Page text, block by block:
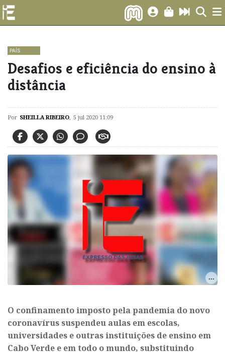
PAÍS
Desafios e eficiência do ensino à
distância
Por SHEILLA RIBEIRO, 5 jul 2020 11:09
O confinamento imposto pela pandemia do novo
coronavírus suspendeu aulas em escolas,
universidades e outras instituições de ensino em
Cabo Verde e em todo o mundo, substituindo